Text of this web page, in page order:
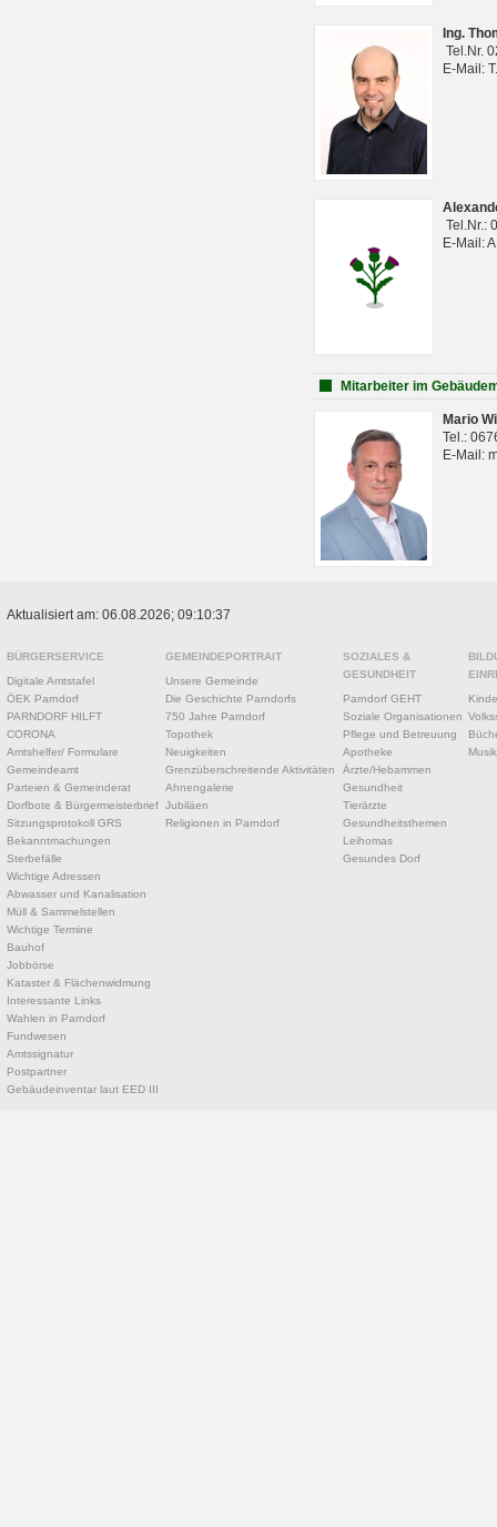
Ing.
Tel.Nr.
E-Mail:
Tel.Nr.:
E-Mail:
Mitarbeiter im
Mario
Tel.:
E-Mail:
Aktualisiert am: 06.08.2026; 09:10:37
BÜRGERSERVICE
Digitale Amtstafel
ÖEK Parndorf
PARNDORF HILFT
CORONA
Amtshelfer/ Formulare
Gemeindeamt
Parteien & Gemeinderat
Dorfbote & Bürgermeisterbrief
Sitzungsprotokoll GRS
Bekanntmachungen
Sterbefälle
Wichtige Adressen
Abwasser und Kanalisation
Müll & Sammelstellen
Wichtige Termine
Bauhof
Jobbörse
Kataster & Flächenwidmung
Interessante Links
Wahlen in Parndorf
Fundwesen
Amtssignatur
Postpartner
Gebäudeinventar laut EED III
GEMEINDEPORTRAIT
Unsere Gemeinde
Die Geschichte Parndorfs
750 Jahre Parndorf
Topothek
Neuigkeiten
Grenzüberschreitende Aktivitäten
Ahnengalerie
Jubiläen
Religionen in Parndorf
SOZIALES &
GESUNDHEIT
Parndorf GEHT
Soziale Organisationen
Pflege und Betreuung
Apotheke
Ärzte/Hebammen
Gesundheit
Tierärzte
Gesundheitsthemen
Leihomas
Gesundes Dorf